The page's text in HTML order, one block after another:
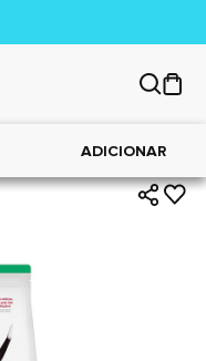
ADICIONAR